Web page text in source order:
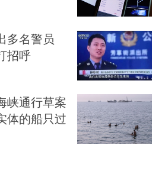
多名警员
招呼
峡通行草案
体的船只过